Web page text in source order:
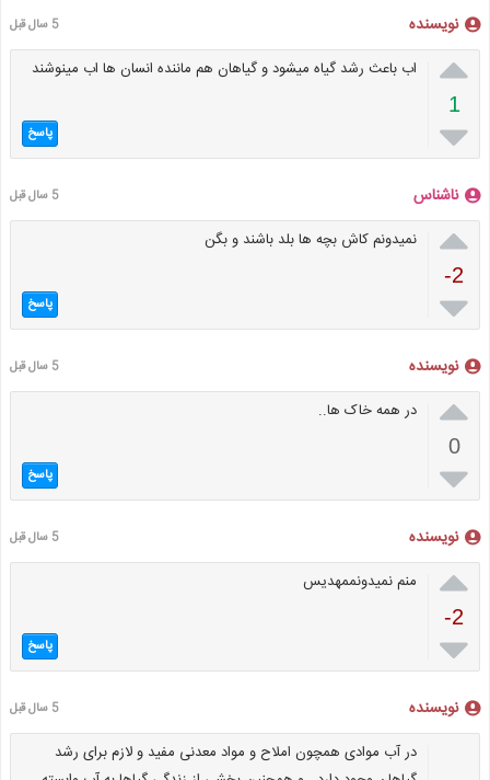
نویسنده 5 سال قبل

1

اب باعث رشد گیاه میشود و گیاهان هم ماننده انسان ها اب مینوشند
پاسخ
ناشناس 5 سال قبل

-2

نمیدونم کاش بچه ها بلد باشند و بگن
پاسخ
نویسنده 5 سال قبل

0

در همه خاک ها..
پاسخ
نویسنده 5 سال قبل

-2

منم نمیدونممهدیس
پاسخ
نویسنده 5 سال قبل
در آب موادی همچون املاح و مواد معدنی مفید و لازم برای رشد